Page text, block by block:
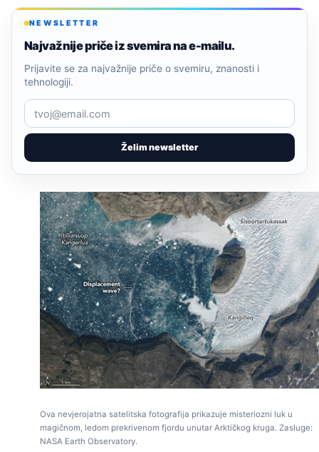
NEWSLETTER
Najvažnije priče iz svemira na e-mailu.
Želim newsletter
Prijavite se za najvažnije priče o svemiru, znanosti i
tehnologiji.
Ova nevjerojatna satelitska fotografija prikazuje misteriozni luk u
magičnom, ledom prekrivenom fjordu unutar Arktičkog kruga. Zasluge:
NASA Earth Observatory.